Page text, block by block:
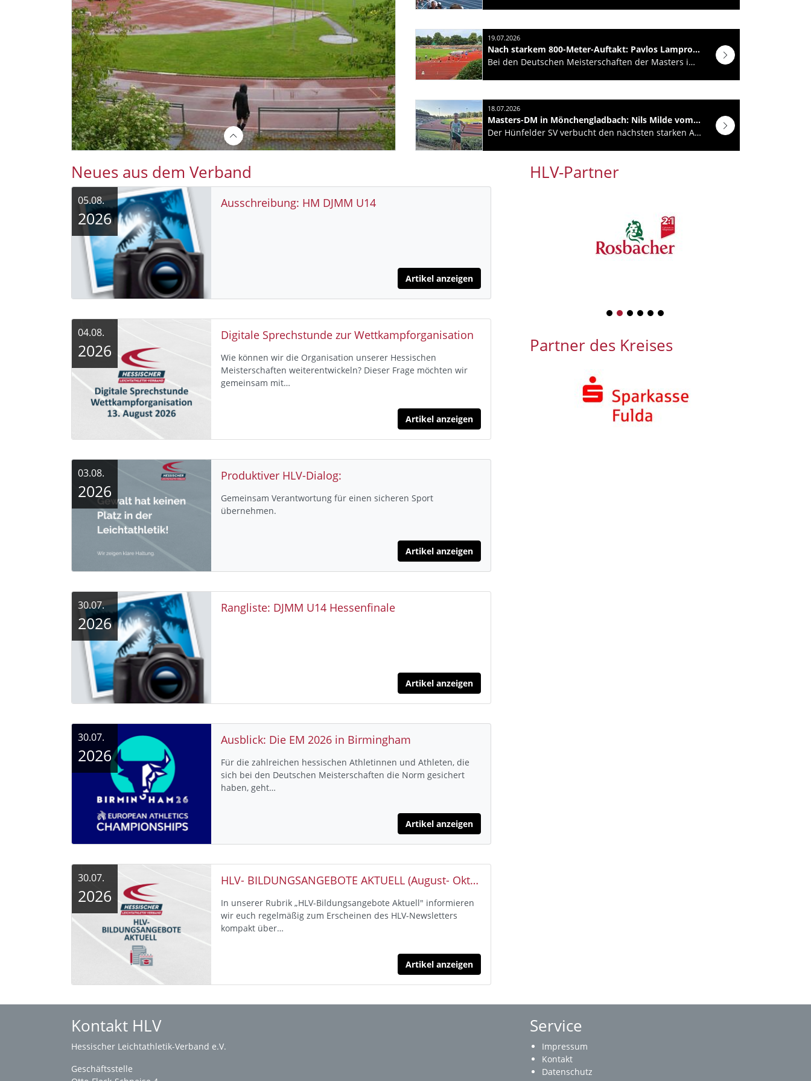
19.07.2026
Nach starkem 800-Meter-Auftakt: Pavlos Lampropoulos wird zweifacher Top-15-Finisher bei der DM
Bei den Deutschen Meisterschaften der Masters im traditionsreichen Grenzlandstadion in…
18.07.2026
Masters-DM in Mönchengladbach: Nils Milde vom Hünfelder SV nutzt 1.500m als WM-Härtetest
Der Hünfelder SV verbucht den nächsten starken Auftritt auf nationaler Ebene. M50-Topläufer Nils…
Neues aus dem Verband
Ausschreibung: HM DJMM U14
Artikel anzeigen
05.08.
2026
Digitale Sprechstunde zur Wettkampforganisation
Wie können wir die Organisation unserer Hessischen
Meisterschaften weiterentwickeln? Dieser Frage möchten wir
gemeinsam mit…
Artikel anzeigen
04.08.
2026
Produktiver HLV-Dialog:
Gemeinsam Verantwortung für einen sicheren Sport
übernehmen.
Artikel anzeigen
03.08.
2026
Rangliste: DJMM U14 Hessenfinale
Artikel anzeigen
30.07.
2026
Ausblick: Die EM 2026 in Birmingham
Für die zahlreichen hessischen Athletinnen und Athleten, die
sich bei den Deutschen Meisterschaften die Norm gesichert
haben, geht…
Artikel anzeigen
30.07.
2026
HLV- BILDUNGSANGEBOTE AKTUELL (August- Oktober 2026)
In unserer Rubrik „HLV-Bildungsangebote Aktuell" informieren
wir euch regelmäßig zum Erscheinen des HLV-Newsletters
kompakt über…
Artikel anzeigen
30.07.
2026
HLV-Partner
1 2 3 4 5 6
Partner des Kreises
Kontakt HLV
Hessischer Leichtathletik-Verband e.V.
Geschäftsstelle
Service
Impressum
Kontakt
Datenschutz